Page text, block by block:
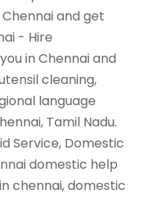
and get
- Hire
in Chennai and
cleaning,
language
Tamil Nadu.
Service, Domestic
domestic help
chennai, domestic